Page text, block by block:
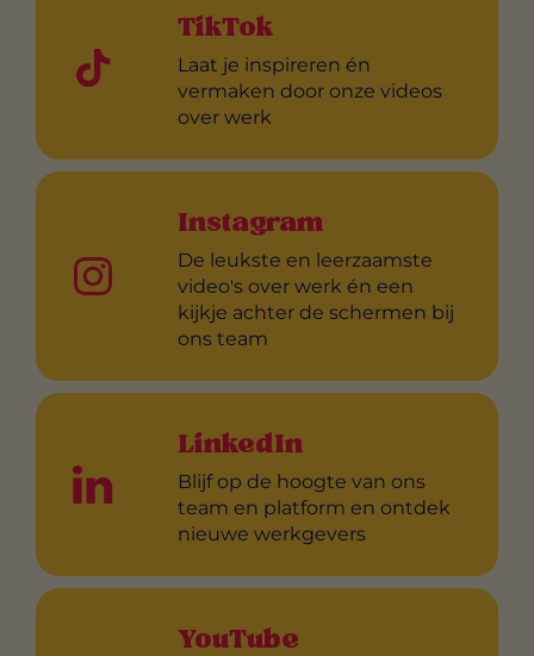
TikTok
Laat je inspireren én
vermaken door onze videos
over werk
Instagram
De leukste en leerzaamste
video's over werk én een
kijkje achter de schermen bij
ons team
LinkedIn
Blijf op de hoogte van ons
team en platform en ontdek
nieuwe werkgevers
YouTube